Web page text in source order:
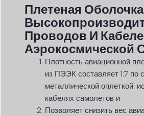
Плетеная
Проводов И
Аэрокосмической
Плотность авиационной
из ПЭЭК составляет 1:7 по
металлической оплеткой.
кабелях самолетов и
Позволяет снизить вес